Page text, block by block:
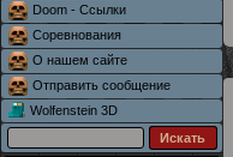
Doom - Ссылки
Соревнования
О нашем сайте
Отправить сообщение
Wolfenstein 3D